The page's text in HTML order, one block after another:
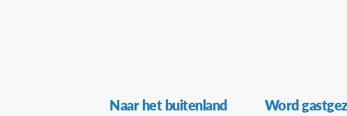
Naar het buitenland Word